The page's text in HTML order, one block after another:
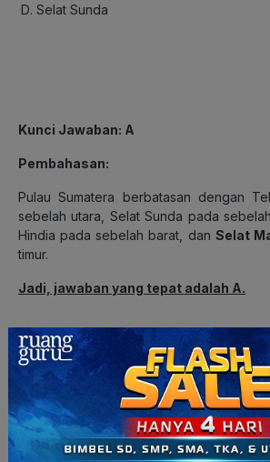
Selat Sunda
Kunci Jawaban: A
Pembahasan:
Pulau Sumatera berbatasan dengan
sebelah utara, Selat Sunda pada
Hindia pada sebelah barat, dan Selat
timur.
Jadi, jawaban yang tepat adalah A.
8. Perhatikan provinsi berikut!
Jambi
Riau